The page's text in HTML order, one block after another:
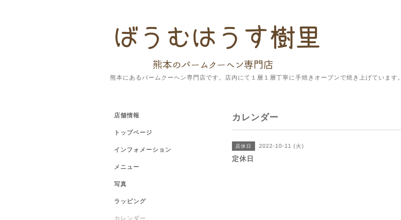
熊本にあるバームクーヘン専門店です。店内にて１層１層丁寧に手焼きオーブンで焼き上げています。
カレンダー
店休日 2022-10-11 (火)
定休日
店舗情報
トップページ
インフォメーション
メニュー
写真
ラッピング
カレンダー